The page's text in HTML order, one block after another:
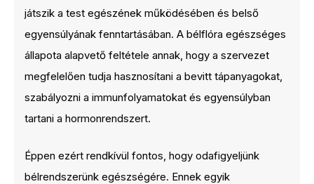
játszik a test egészének működésében és belső
egyensúlyának fenntartásában. A bélflóra egészséges
állapota alapvető feltétele annak, hogy a szervezet
megfelelően tudja hasznosítani a bevitt tápanyagokat,
szabályozni a immunfolyamatokat és egyensúlyban
tartani a hormonrendszert.
Éppen ezért rendkívül fontos, hogy odafigyeljünk
bélrendszerünk egészségére. Ennek egyik